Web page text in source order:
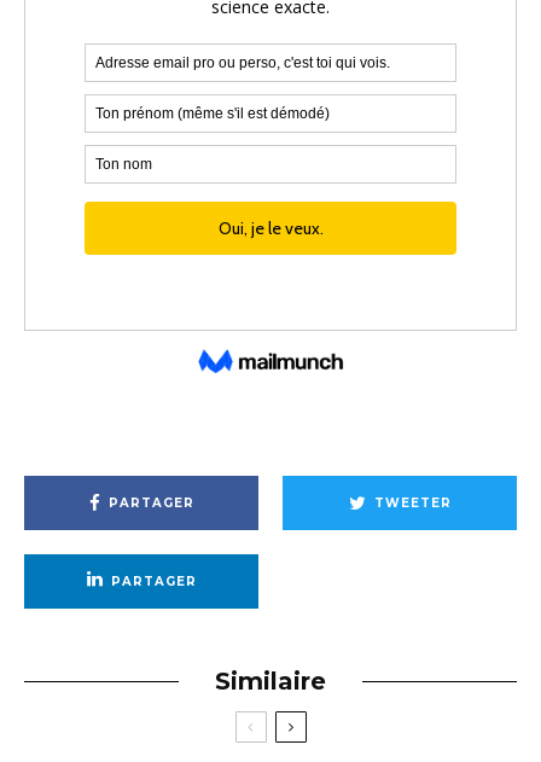
PARTAGER TWEETER
PARTAGER
Similaire